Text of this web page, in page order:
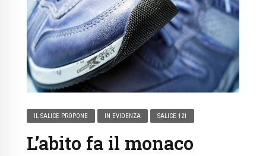
IL SALICE PROPONE IN EVIDENZA SALICE 121
L’abito fa il monaco